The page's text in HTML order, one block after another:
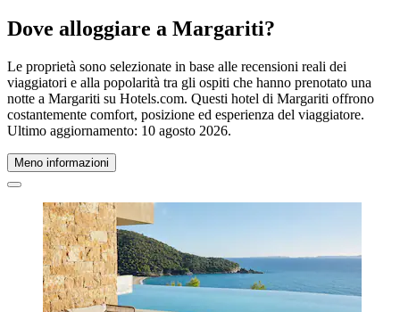
Dove alloggiare a Margariti?
Le proprietà sono selezionate in base alle recensioni reali dei
viaggiatori e alla popolarità tra gli ospiti che hanno prenotato una
notte a Margariti su Hotels.com. Questi hotel di Margariti offrono
costantemente comfort, posizione ed esperienza del viaggiatore.
Ultimo aggiornamento: 10 agosto 2026.
Meno informazioni